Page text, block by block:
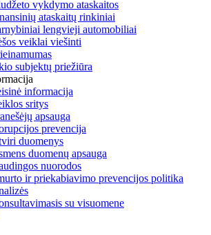
vykdymo ataskaitos
ataskaitų rinkiniai
lengvieji automobiliai
veiklai viešinti
subjektų priežiūra
informacija
sritys
apsauga
prevencija
duomenys
duomenų apsauga
nuorodos
ir priekabiavimo prevencijos politika
su visuomene